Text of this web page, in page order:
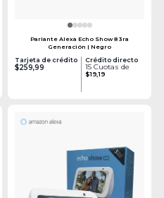
Parlante Alexa Echo Show 8 3ra
Generación | Negro
Tarjeta de crédito
$259,99
Crédito directo
15 Cuotas de
$19,19